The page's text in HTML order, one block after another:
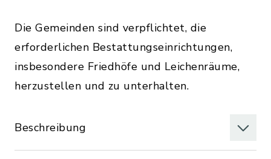
Die Gemeinden sind verpflichtet, die
erforderlichen Bestattungseinrichtungen,
insbesondere Friedhöfe und Leichenräume,
herzustellen und zu unterhalten.
Beschreibung